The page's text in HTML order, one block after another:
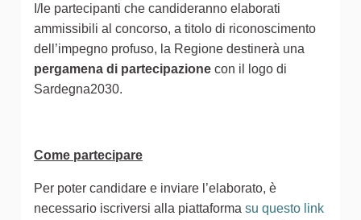
I/le partecipanti che candideranno elaborati
ammissibili al concorso, a titolo di riconoscimento
dell’impegno profuso, la Regione destinerà una
pergamena di partecipazione con il logo di
Sardegna2030.
Come partecipare
Per poter candidare e inviare l’elaborato, è
necessario iscriversi alla piattaforma su questo link